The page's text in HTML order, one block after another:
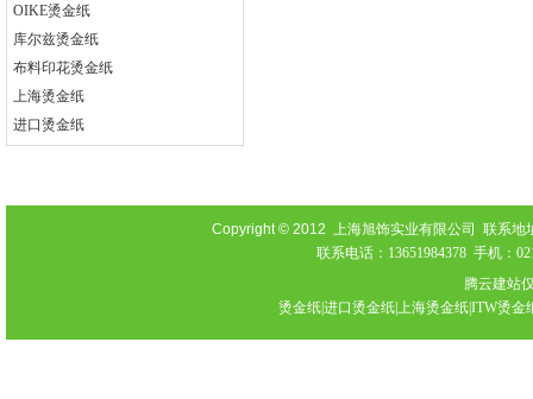
OIKE烫金纸
库尔兹烫金纸
布料印花烫金纸
上海烫金纸
进口烫金纸
Copyright © 2012 上海旭饰实业有限公司 联系地
联系电话：13651984378 手机：
腾云建站
烫金纸|进口烫金纸|上海烫金纸|ITW烫